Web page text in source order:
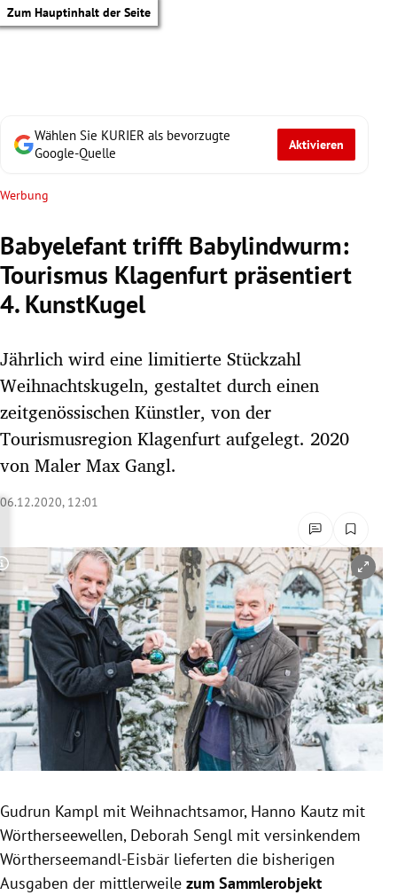
Zum Hauptinhalt der Seite
Untermenü
Untermenü
Untermenü
Untermenü
Untermenü
Untermenü
Untermenü
Untermenü
Untermenü
Wählen Sie KURIER als bevorzugte
Google-Quelle
Aktivieren
Werbung
Babyelefant trifft Babylindwurm:
Tourismus Klagenfurt präsentiert
4. KunstKugel
Jährlich wird eine limitierte Stückzahl
Weihnachtskugeln, gestaltet durch einen
zeitgenössischen Künstler, von der
Tourismusregion Klagenfurt aufgelegt. 2020
von Maler Max Gangl.
06.12.2020, 12:01
Copyright-Hinweis öffnen/schließen
Gudrun Kampl mit Weihnachtsamor, Hanno Kautz mit
Wörtherseewellen, Deborah Sengl mit versinkendem
Wörtherseemandl-Eisbär lieferten die bisherigen
Ausgaben der mittlerweile zum Sammlerobjekt